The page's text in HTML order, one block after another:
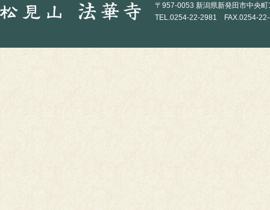
〒957-0053 新潟県新発田市中央
TEL.0254-22-2981 FAX.0254-